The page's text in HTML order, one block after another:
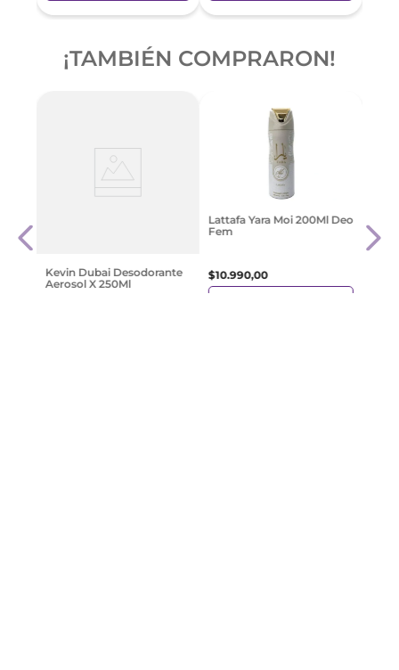
¡TAMBIÉN COMPRARON!
Kevin Dubai Desodorante
Aerosol X 250Ml
Lattafa Yara Moi 200Ml Deo
Fem
$10.990,00